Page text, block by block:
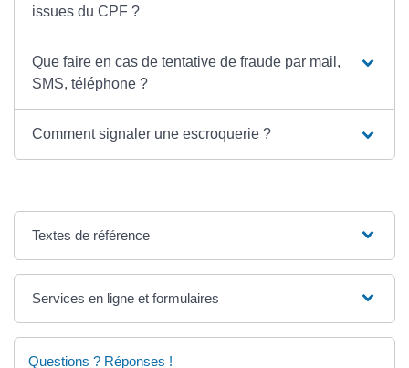
issues du CPF ?
Que faire en cas de tentative de fraude par mail,
SMS, téléphone ?
Comment signaler une escroquerie ?
Textes de référence
Services en ligne et formulaires
Questions ? Réponses !